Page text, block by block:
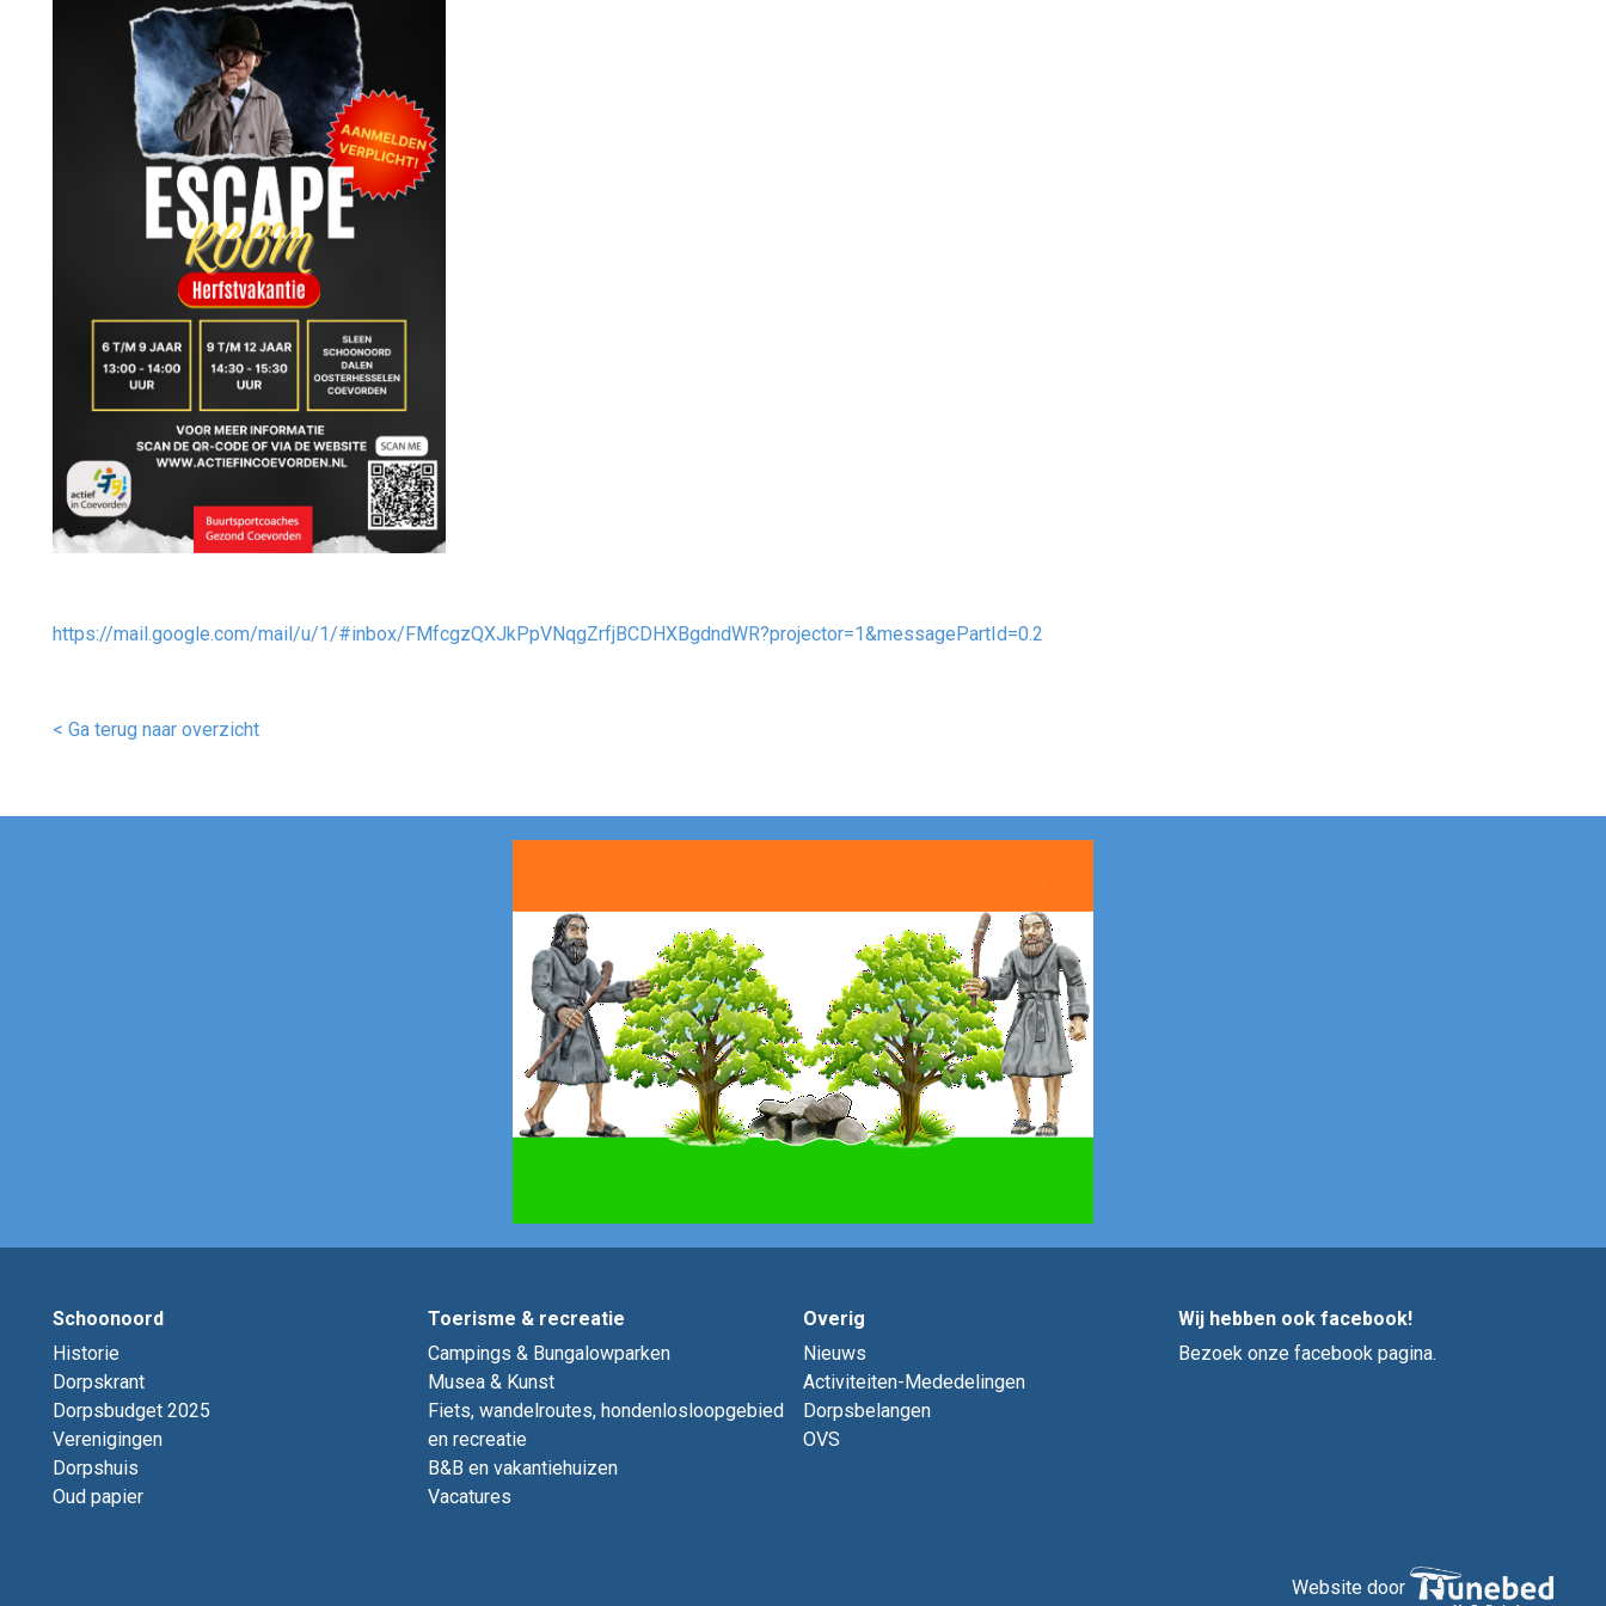
https://mail.google.com/mail/u/1/#inbox/FMfcgzQXJkPpVNqgZrfjBCDHXBgdndWR?projector=1&messagePartId=0.2
< Ga terug naar overzicht
Schoonoord
Historie
Dorpskrant
Dorpsbudget 2025
Verenigingen
Dorpshuis
Oud papier
Toerisme & recreatie
Campings & Bungalowparken
Musea & Kunst
Fiets, wandelroutes, hondenlosloopgebied
en recreatie
B&B en vakantiehuizen
Vacatures
Overig
Nieuws
Activiteiten-Mededelingen
Dorpsbelangen
OVS
Wij hebben ook facebook!
Bezoek onze facebook pagina.
Website door